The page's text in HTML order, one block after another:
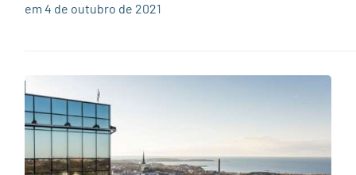
em 4 de outubro de 2021